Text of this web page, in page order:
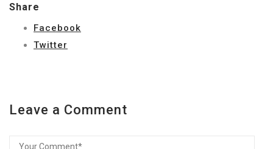
Share
Facebook
Twitter
Leave a Comment